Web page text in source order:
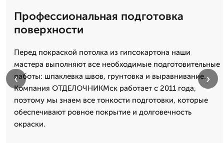
Профессиональная подготовка
поверхности
Перед покраской потолка из гипсокартона наши
мастера выполняют все необходимые подготовительные
работы: шпаклевка швов, грунтовка и выравнивание.
Компания ОТДЕЛОЧНИКМск работает с 2011 года,
поэтому мы знаем все тонкости подготовки, которые
обеспечивают ровное покрытие и долговечность
окраски.
‹ ›